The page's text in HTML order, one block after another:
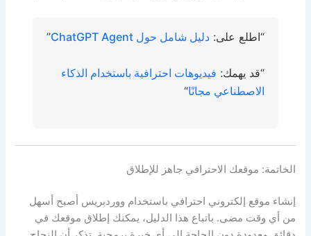
“اطلع على: دليل شامل حول ChatGPT Agent ”
“قد يهمك: فيديوهات احترافية باستخدام الذكاء
الاصطناعي مجانًا“
الخاتمة: موقعك الاحترافي جاهز للإطلاق
إنشاء موقع إلكتروني احترافي باستخدام ووردبريس أصبح أسهل
من أي وقت مضى. باتباع هذا الدليل، يمكنك إطلاق موقعك في